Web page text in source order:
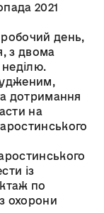
2021
день,
з двома
дотримання
на
із
по
охорони